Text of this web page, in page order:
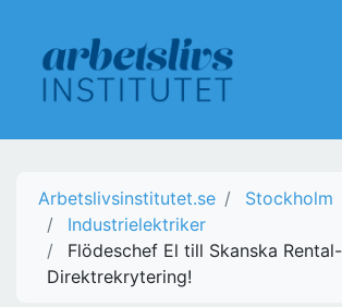
Arbetslivsinstitutet.se
Stockholm
Industrielektriker
Flödeschef El till Skanska Rental-
Direktrekrytering!